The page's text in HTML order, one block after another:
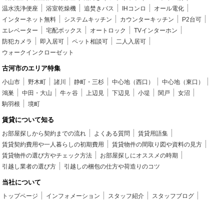
温水洗浄便座
浴室乾燥機 追焚きバス IHコンロ
オール電化
インターネット無料
システムキッチン カウンターキッチン
P2台可
エレベーター
宅配ボックス オートロック
TVインターホン
防犯カメラ
即入居可 ペット相談可
二人入居可
ウォークインクローゼット
古河市のエリア特集
小山市 野木町 諸川 静町・三杉 中心地（西口）
中心地（東口）
鴻巣
中田・大山 牛ヶ谷 上辺見 下辺見 小堤 関戸
女沼
駒羽根
境町
賃貸について知る
お部屋探しから契約までの流れ よくある質問
賃貸用語集
賃貸契約費用や一人暮らしの初期費用
賃貸物件の間取り図や資料の見方
賃貸物件の選び方やチェック方法
お部屋探しにオススメの時期
引越し業者の選び方
引越しの梱包の仕方や荷造りのコツ
当社について
トップページ インフォメーション スタッフ紹介
スタッフブログ